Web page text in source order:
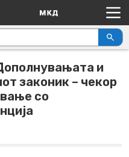
Navigation
и
законик – чекор
со